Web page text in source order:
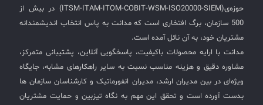
حوزه‌ی(ITSM-ITAM-ITOM-COBIT-WSM-ISO20000-SIEM) در بیش از
500 سازمان، برگ افتخاری است که مدانت به پاس انتخاب اندیشمندانه
مشتریان خود، به آن نائل آمده است.
مدانت با ارایه محصولات باکیفیت، پاسخگویی آنلاین، پشتیبانی متمرکز،
مشاوره دقیق و هزینه مناسب نسبت به سایر راهکارهای مشابه، جایگاه
ویژه‌ای در بین مدیران ارشد، مدیران انفورماتیک و کارشناسان سازمان ها
بدست آورده است و تحقق این مهم به نگاه تیزبین و حمایت مشتریان